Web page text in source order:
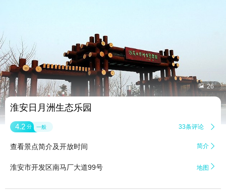
 26
淮安日月洲生态乐园
4.2 分 一般 33条评论 
查看景点简介及开放时间 简介 
淮安市开发区南马厂大道99号 地图 